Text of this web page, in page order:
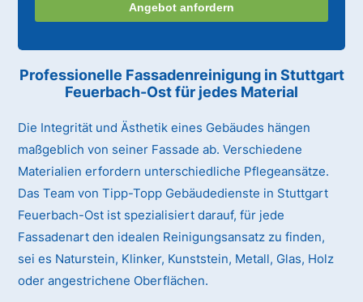
Angebot anfordern
Professionelle Fassadenreinigung in Stuttgart
Feuerbach-Ost für jedes Material
Die Integrität und Ästhetik eines Gebäudes hängen
maßgeblich von seiner Fassade ab. Verschiedene
Materialien erfordern unterschiedliche Pflegeansätze.
Das Team von Tipp-Topp Gebäudedienste in Stuttgart
Feuerbach-Ost ist spezialisiert darauf, für jede
Fassadenart den idealen Reinigungsansatz zu finden,
sei es Naturstein, Klinker, Kunststein, Metall, Glas, Holz
oder angestrichene Oberflächen.